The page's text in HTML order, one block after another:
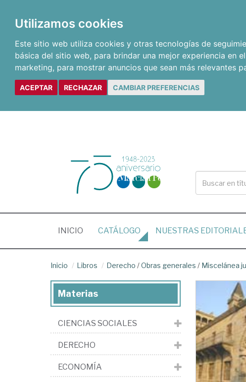
Utilizamos cookies
Este sitio web utiliza cookies y otras tecnologías de
básica del sitio web, para brindar una mejor experiencia en
marketing, para mostrar anuncios que sean más relevantes
ACEPTAR RECHAZAR CAMBIAR PREFERENCIAS
INICIO (CURRENT)
CATÁLOGO NUESTRAS
Inicio Libros Derecho /Obras generales / Miscelánea
Materias
CIENCIAS SOCIALES
DERECHO
ECONOMÍA